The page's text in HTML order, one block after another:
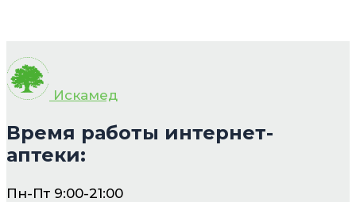
Искамед
Время работы интернет-
аптеки:
Пн-Пт 9:00-21:00